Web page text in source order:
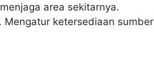
area sekitarnya.
Mengatur ketersediaan sumber